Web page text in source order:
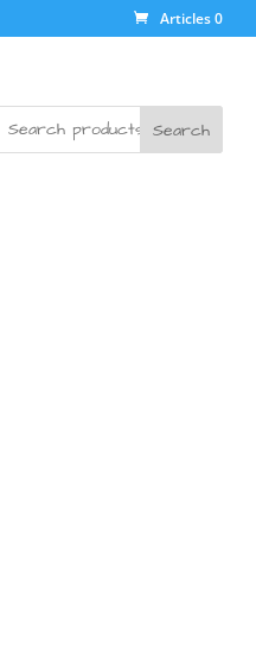
Articles 0
Search